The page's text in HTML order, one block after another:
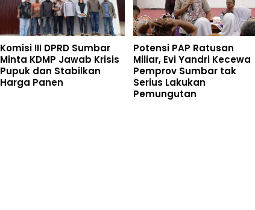
Komisi III DPRD Sumbar
Minta KDMP Jawab Krisis
Pupuk dan Stabilkan
Harga Panen
Potensi PAP Ratusan
Miliar, Evi Yandri Kecewa
Pemprov Sumbar tak
Serius Lakukan
Pemungutan